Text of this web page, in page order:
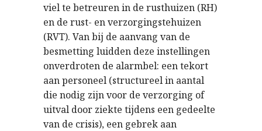
viel te betreuren in de rusthuizen (RH)
en de rust- en verzorgingstehuizen
(RVT). Van bij de aanvang van de
besmetting luidden deze instellingen
onverdroten de alarmbel: een tekort
aan personeel (structureel in aantal
die nodig zijn voor de verzorging of
uitval door ziekte tijdens een gedeelte
van de crisis), een gebrek aan